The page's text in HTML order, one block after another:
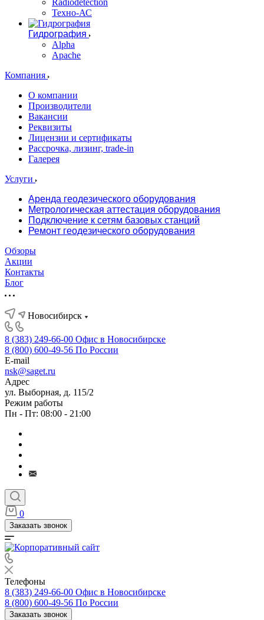
Radiodetection
Техно-АС
Гидрография
Alpha
Apache
Компания
О компании
Производители
Вакансии
Реквизиты
Лицензии и сертификаты
Рассрочка, лизинг, trade-in
Галерея
Услуги
Аренда геодезического оборудования
Метрологическая аттестация оборудования
Подключение к сетям базовых станций
Ремонт геодезического оборудования
Обзоры
Акции
Контакты
Блог
Новосибирск
8 (383) 249-66-00 Офис в Новосибирске
8 (800) 600-49-56 По России
E-mail
nsk@saget.ru
Адрес
ул. Выборная, д. 115/2
Режим работы
Пн - Пт: 08:00 - 21:00
0
Заказать звонок
Телефоны
8 (383) 249-66-00 Офис в Новосибирске
8 (800) 600-49-56 По России
Заказать звонок